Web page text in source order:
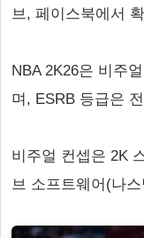
브, 페이스북에서
NBA 2K26은 비주
며, ESRB 등급은
비주얼 컨셉은 2K
브 소프트웨어(나